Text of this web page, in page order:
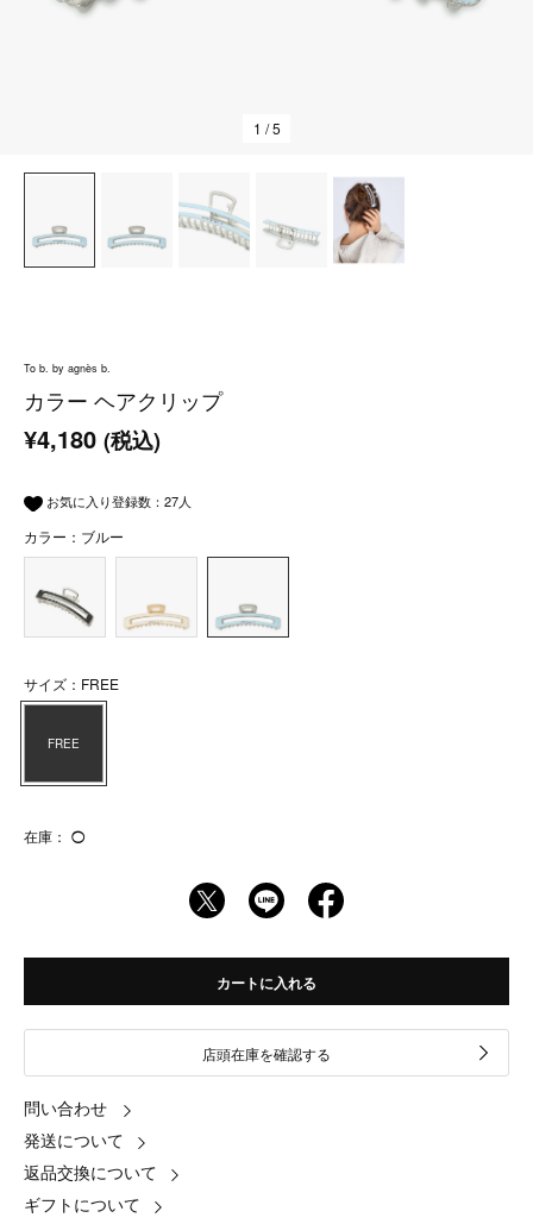
1 / 5
To b. by agnès b.
カラー ヘアクリップ
¥4,180 (税込)
お気に入り登録数： 27人
カラー：ブルー
サイズ：FREE
FREE
在庫： ◯
カートに入れる
店頭在庫を確認する
問い合わせ
発送について
返品交換について
ギフトについて